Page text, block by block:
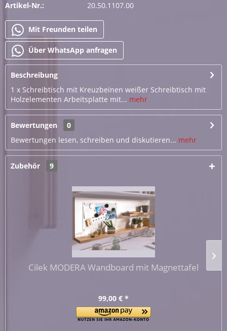
Artikel-Nr.: 20.50.1107.00
Mit Freunden teilen
Über WhatsApp anfragen
Beschreibung
1 x Schreibtisch mit Kreuzbeinen weißer Schreibtisch mit
Holzelementen Arbeitsplatte mit... mehr
Bewertungen
0
Bewertungen lesen, schreiben und diskutieren... mehr
Zubehör 9
Cilek MODERA Wandboard mit Magnettafel
99,00 € *